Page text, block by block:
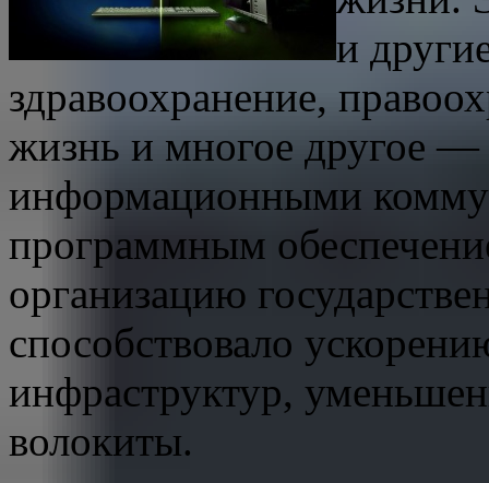
и
здравоохранение,
жизнь и многое другое —
информационными
программным
организацию
способствовало
инфраструктур,
волокиты.